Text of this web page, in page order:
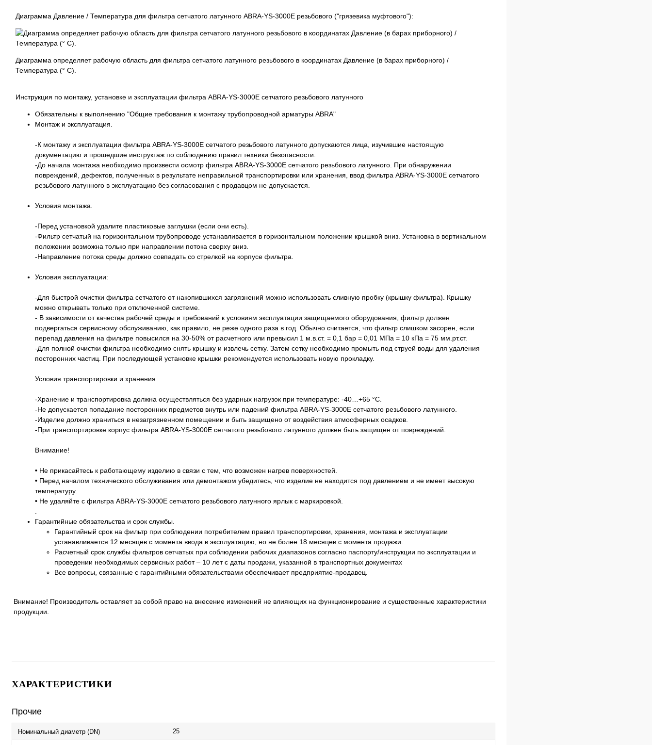
Диаграмма Давление / Температура для фильтра сетчатого латунного ABRA-YS-3000E резьбового ("грязевика муфтового"):
Диаграмма определяет рабочую область для фильтра сетчатого латунного резьбового в координатах Давление (в барах приборного) /
Температура (° C).
Инструкция по монтажу, установке и эксплуатации фильтра ABRA-YS-3000E сетчатого резьбового латунного
Обязательны к выполнению "Общие требования к монтажу трубопроводной арматуры ABRA"
Монтаж и эксплуатация.
-К монтажу и эксплуатации фильтра ABRA-YS-3000E сетчатого резьбового латунного допускаются лица, изучившие настоящую
документацию и прошедшие инструктаж по соблюдению правил техники безопасности.
-До начала монтажа необходимо произвести осмотр фильтра ABRA-YS-3000E сетчатого резьбового латунного. При обнаружении
повреждений, дефектов, полученных в результате неправильной транспортировки или хранения, ввод фильтра ABRA-YS-3000E сетчатого
резьбового латунного в эксплуатацию без согласования с продавцом не допускается.
Условия монтажа.
-Перед установкой удалите пластиковые заглушки (если они есть).
-Фильтр сетчатый на горизонтальном трубопроводе устанавливается в горизонтальном положении крышкой вниз. Установка в вертикальном
положении возможна только при направлении потока сверху вниз.
-Направление потока среды должно совпадать со стрелкой на корпусе фильтра.
Условия эксплуатации:
-Для быстрой очистки фильтра сетчатого от накопившихся загрязнений можно использовать сливную пробку (крышку фильтра). Крышку
можно открывать только при отключенной системе.
- В зависимости от качества рабочей среды и требований к условиям эксплуатации защищаемого оборудования, фильтр должен
подвергаться сервисному обслуживанию, как правило, не реже одного раза в год. Обычно считается, что фильтр слишком засорен, если
перепад давления на фильтре повысился на 30-50% от расчетного или превысил 1 м.в.ст. = 0,1 бар = 0,01 МПа = 10 кПа = 75 мм.рт.ст.
-Для полной очистки фильтра необходимо снять крышку и извлечь сетку. Затем сетку необходимо промыть под струей воды для удаления
посторонних частиц. При последующей установке крышки рекомендуется использовать новую прокладку.
Условия транспортировки и хранения.
-Хранение и транспортировка должна осуществляться без ударных нагрузок при температуре: -40…+65 °С.
-Не допускается попадание посторонних предметов внутрь или падений фильтра ABRA-YS-3000E сетчатого резьбового латунного.
-Изделие должно храниться в незагрязненном помещении и быть защищено от воздействия атмосферных осадков.
-При транспортировке корпус фильтра ABRA-YS-3000E сетчатого резьбового латунного должен быть защищен от повреждений.
Внимание!
• Не прикасайтесь к работающему изделию в связи с тем, что возможен нагрев поверхностей.
• Перед началом технического обслуживания или демонтажом убедитесь, что изделие не находится под давлением и не имеет высокую
температуру.
• Не удаляйте с фильтра ABRA-YS-3000E сетчатого резьбового латунного ярлык с маркировкой.
Гарантийные обязательства и срок службы.
Гарантийный срок на фильтр при соблюдении потребителем правил транспортировки, хранения, монтажа и эксплуатации
устанавливается 12 месяцев с момента ввода в эксплуатацию, но не более 18 месяцев с момента продажи.
Расчетный срок службы фильтров сетчатых при соблюдении рабочих диапазонов согласно паспорту/инструкции по эксплуатации и
проведении необходимых сервисных работ – 10 лет с даты продажи, указанной в транспортных документах
Все вопросы, связанные с гарантийными обязательствами обеспечивает предприятие-продавец.
Внимание! Производитель оставляет за собой право на внесение изменений не влияющих на функционирование и существенные характеристики
продукции.
ХАРАКТЕРИСТИКИ
Прочие
Номинальный диаметр (DN) 25